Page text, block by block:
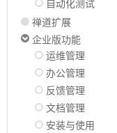
自动化测试
禅道扩展
企业版功能
运维管理
办公管理
反馈管理
文档管理
安装与使用